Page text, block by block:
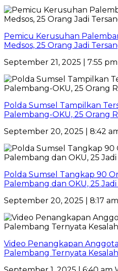
Pemicu Kerusuhan
Medsos, 25 Orang Jadi
September 21, 2025 | 7:55
Polda Sumsel Tampilkan
Palembang-OKU, 25 Orang
September 20, 2025 | 8:42
Polda Sumsel Tangkap 90
Palembang dan OKU, 25
September 20, 2025 | 8:17
Video Penangkapan
Palembang Ternyata